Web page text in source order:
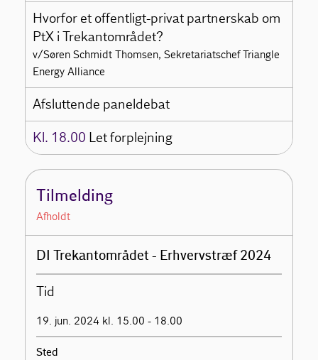
Hvorfor et offentligt-privat partnerskab om
PtX i Trekantområdet?
v/Søren Schmidt Thomsen, Sekretariatschef Triangle
Energy Alliance
Afsluttende paneldebat
Kl. 18.00 Let forplejning
Tilmelding
Afholdt
DI Trekantområdet - Erhvervstræf 2024
Tid
19. jun. 2024 kl. 15.00 - 18.00
Sted